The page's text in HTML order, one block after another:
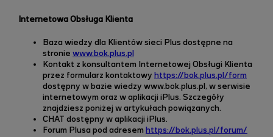
Internetowa Obsługa Klienta
Baza wiedzy dla Klientów sieci Plus dostępne na
stronie www.bok.plus.pl
Kontakt z konsultantem Internetowej Obsługi Klienta
przez formularz kontaktowy https://bok.plus.pl/form
dostępny w bazie wiedzy www.bok.plus.pl, w serwisie
internetowym oraz w aplikacji iPlus. Szczegóły
znajdziesz poniżej w artykułach powiązanych.
CHAT dostępny w aplikacji iPlus.
Forum Plusa pod adresem https://bok.plus.pl/forum/